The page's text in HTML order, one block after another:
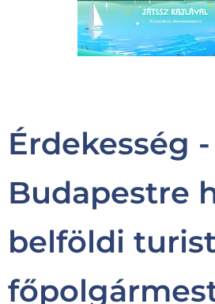
Érdekesség -
Budapestre
belföldi